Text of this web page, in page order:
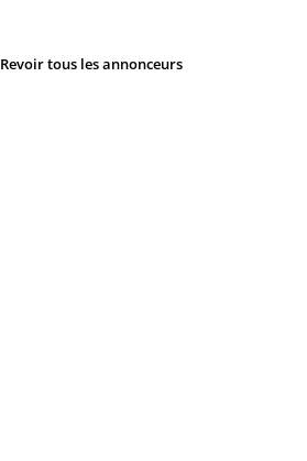
Revoir tous les annonceurs